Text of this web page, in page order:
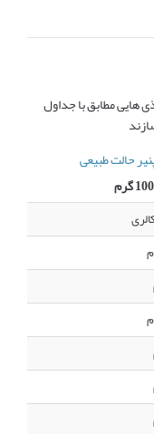
هایی مطابق با جداول
حالت طبیعی